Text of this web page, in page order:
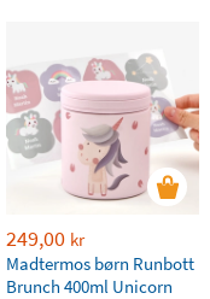
249,00 kr
Madtermos børn Runbott
Brunch 400ml Unicorn